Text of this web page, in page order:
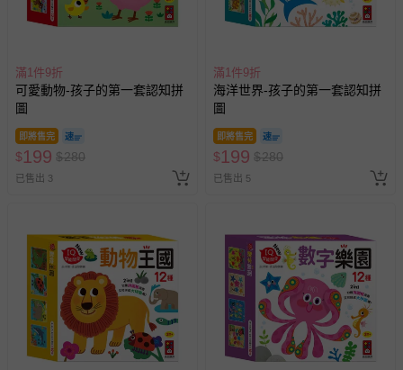
滿1件9折
可愛動物-孩子的第一套認知拼
圖
即將售完
$199 $280
已售出 3
滿1件9折
海洋世界-孩子的第一套認知拼
圖
即將售完
$199 $280
已售出 5